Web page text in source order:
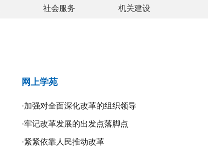
社会服务 机关建设
网上学苑
·加强对全面深化改革的组织领导
·牢记改革发展的出发点落脚点
·紧紧依靠人民推动改革